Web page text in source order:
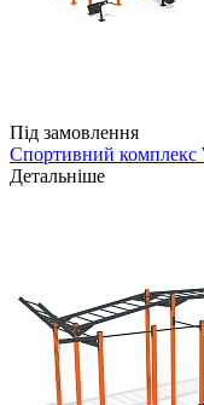
Під замовлення
Спортивний комплекс
Детальніше